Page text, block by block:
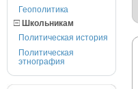
Геополитика
Школьникам
Политическая история
Политическая
этнография